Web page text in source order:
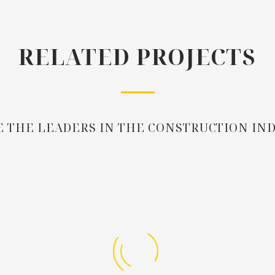
RELATED PROJECTS
THE LEADERS IN THE CONSTRUCTION